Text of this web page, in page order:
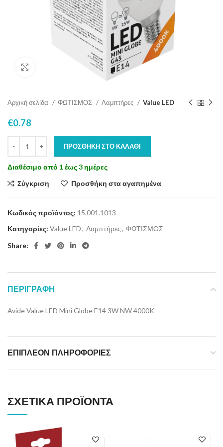
Αρχική σελίδα ΦΩΤΙΣΜΟΣ Λαμπτήρες Value LED
€0.78
ΠΡΟΣΘΉΚΗ ΣΤΟ ΚΑΛΆΘΙ
Διαθέσιμο από 1 έως 3 ημέρες
Σύγκριση
Προσθήκη στα αγαπημένα
Κωδικός προϊόντος: 15.001.1013
Κατηγορίες: Value LED, Λαμπτήρες, ΦΩΤΙΣΜΟΣ
Share:
ΠΕΡΙΓΡΑΦΉ
Avide Value LED Mini Globe E14 3W NW 4000K
ΕΠΙΠΛΈΟΝ ΠΛΗΡΟΦΟΡΊΕΣ
ΣΧΕΤΙΚΆ ΠΡΟΪΌΝΤΑ